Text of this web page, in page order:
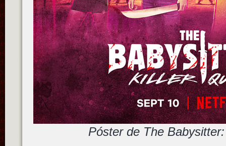
Póster de The